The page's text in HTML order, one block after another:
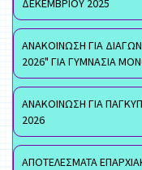
ΔΕΚΕΜΒΡΙΟΥ 2025
ΑΝΑΚΟΙΝΩΣΗ ΓΙΑ
2026" ΓΙΑ ΓΥΜΝΑΣΙΑ
ΑΝΑΚΟΙΝΩΣΗ ΓΙΑ
2026
ΑΠΟΤΕΛΕΣΜΑΤΑ